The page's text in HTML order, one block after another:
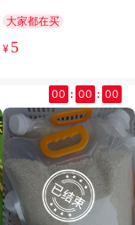
*8CM
大家都在买
¥ 5
00 : 00 : 00